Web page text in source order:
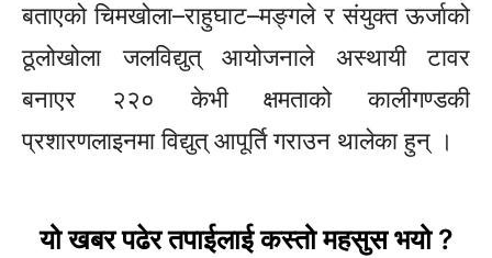
बताएको चिमखोला–राहुघाट–मङ्गले र संयुक्त ऊर्जाको
ठूलोखोला जलविद्युत् आयोजनाले अस्थायी टावर
बनाएर २२० केभी क्षमताको कालीगण्डकी
प्रशारणलाइनमा विद्युत् आपूर्ति गराउन थालेका हुन् ।
यो खबर पढेर तपाईलाई कस्तो महसुस भयो ?